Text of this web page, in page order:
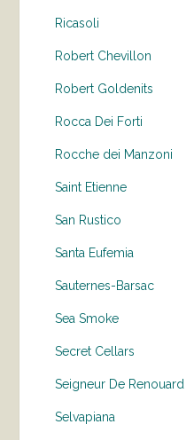
Ricasoli
Robert Chevillon
Robert Goldenits
Rocca Dei Forti
Rocche dei Manzoni
Saint Etienne
San Rustico
Santa Eufemia
Sauternes-Barsac
Sea Smoke
Secret Cellars
Seigneur De Renouard
Selvapiana